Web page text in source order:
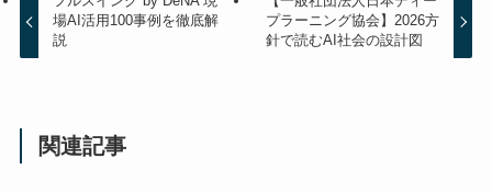
場AI活用100事例を徹底解
説
プラーニング協会】2026方
針で読むAI社会の設計図
関連記事